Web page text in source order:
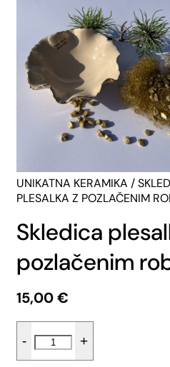
UNIKATNA KERAMIKA /
PLESALKA Z POZLAČENIM
Skledica
pozlačenim
15,00€
-
plesalka
z
+